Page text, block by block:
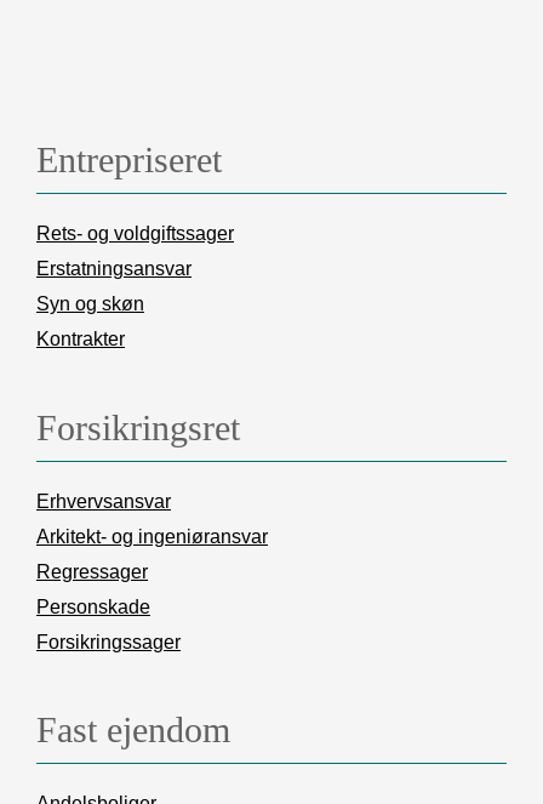
Entrepriseret
Rets- og voldgiftssager
Erstatningsansvar
Syn og skøn
Kontrakter
Forsikringsret
Erhvervsansvar
Arkitekt- og ingeniøransvar
Regressager
Personskade
Forsikringssager
Fast ejendom